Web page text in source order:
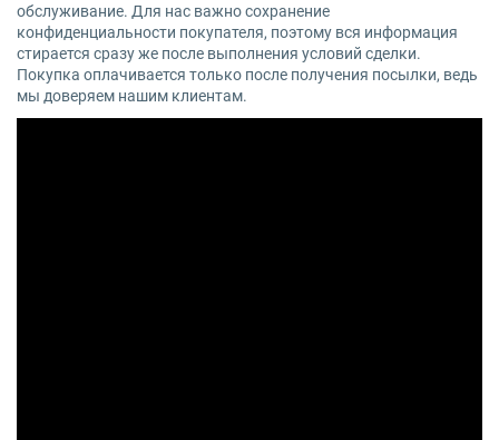
обслуживание. Для нас важно сохранение
конфиденциальности покупателя, поэтому вся информация
стирается сразу же после выполнения условий сделки.
Покупка оплачивается только после получения посылки, ведь
мы доверяем нашим клиентам.